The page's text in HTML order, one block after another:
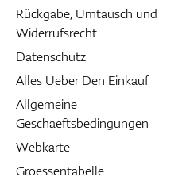
Rückgabe, Umtausch und
Widerrufsrecht
Datenschutz
Alles Ueber Den Einkauf
Allgemeine
Geschaeftsbedingungen
Webkarte
Groessentabelle